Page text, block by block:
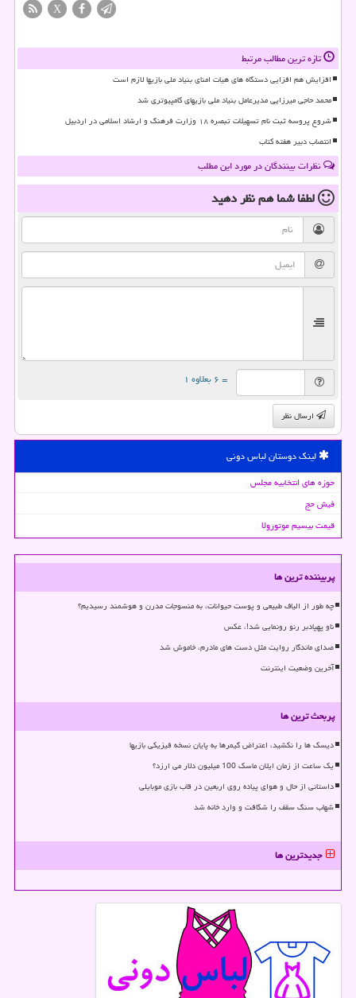
X
تازه ترین مطالب مرتبط
افزایش هم افزایی دستگاه های هیات امنای بنیاد ملی بازیها لازم است
محمد حاجی میرزایی مدیرعامل بنیاد ملی بازیهای کامپیوتری شد
شروع پروسه ثبت نام تسهیلات تبصره ۱۸ وزارت فرهنگ و ارشاد اسلامی در اردبیل
انتصاب دبیر هفته کتاب
نظرات بینندگان در مورد این مطلب
لطفا شما همنظر دهید
= ۶ بعلاوه ۱
ارسال نظر
لینک دوستان لباس دونی
حوزه های انتخابیه مجلس
فیش حج
قیمت بیسیم موتورولا
پربیننده ترین ها
چه طور از الیاف طبیعی و پوست حیوانات، به منسوجات مدرن و هوشمند رسیدیم؟
ناو پهپادبر رنو رونمایی شد!، عکس
صدای ماندگار روایت مثل دست های مادرم، خاموش شد
آخرین وضعیت اینترنت
پربحث ترین ها
دیسک ها را نکشید، اعتراض گیمرها به پایان نسخه فیزیکی بازیها
یک ساعت از زمان ایلان ماسک 100 میلیون دلار می ارزد؟
داستانی از حال و هوای پیاده روی اربعین در قاب بازی موبایلی
شهاب سنگ سقف را شکافت و وارد خانه شد
جدیدترین ها